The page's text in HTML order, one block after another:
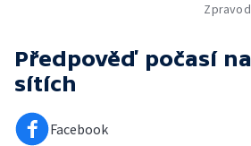
Předpověď počasí
sítích
Facebook